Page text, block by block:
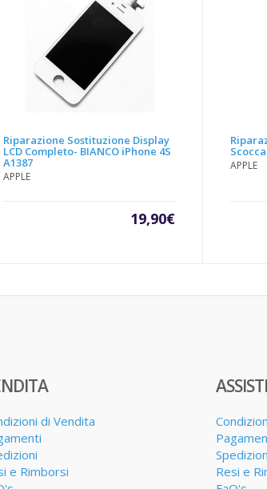
Riparazione Sostituzione Display
LCD Completo- BIANCO iPhone 4S
A1387
APPLE
19,90€
APPLE
di Vendita
e Rimborsi
Resi e